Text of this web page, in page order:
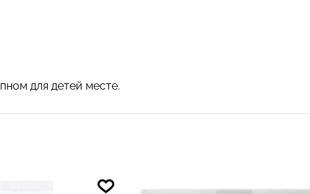
для детей месте.